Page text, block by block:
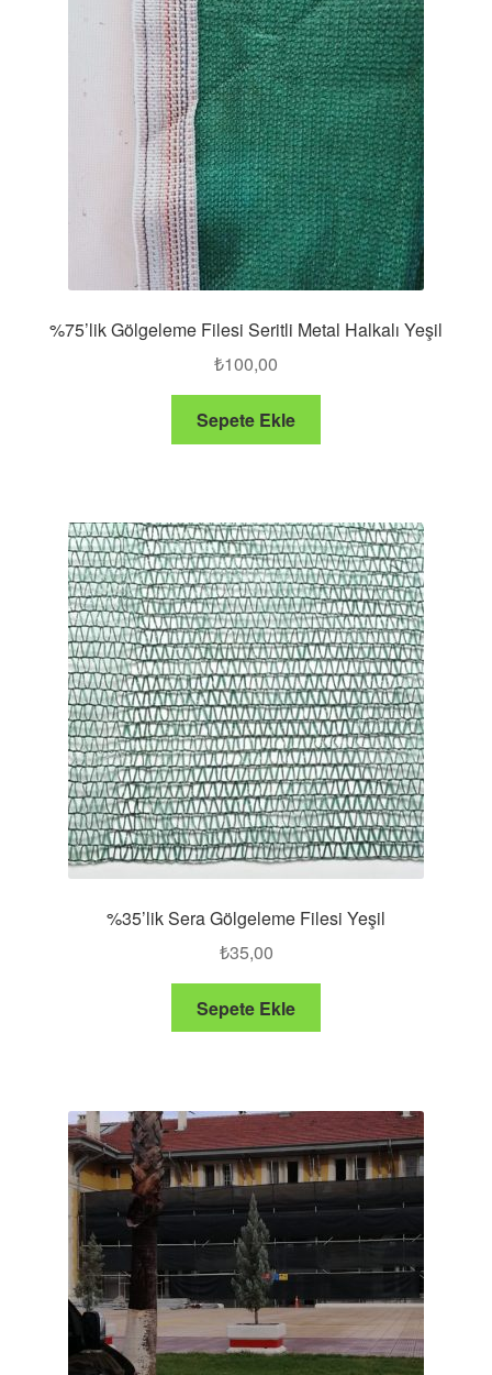
%75’lik Gölgeleme Filesi Seritli Metal Halkalı Yeşil
₺100,00
Sepete Ekle
%35’lik Sera Gölgeleme Filesi Yeşil
₺35,00
Sepete Ekle